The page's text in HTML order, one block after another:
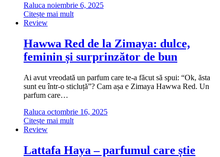
Raluca noiembrie 6, 2025
Citește mai mult
Review
Hawwa Red de la Zimaya: dulce,
feminin și surprinzător de bun
Ai avut vreodată un parfum care te-a făcut să spui: “Ok, ăsta
sunt eu într-o sticluță”? Cam așa e Zimaya Hawwa Red. Un
parfum care…
Raluca octombrie 16, 2025
Citește mai mult
Review
Lattafa Haya – parfumul care știe